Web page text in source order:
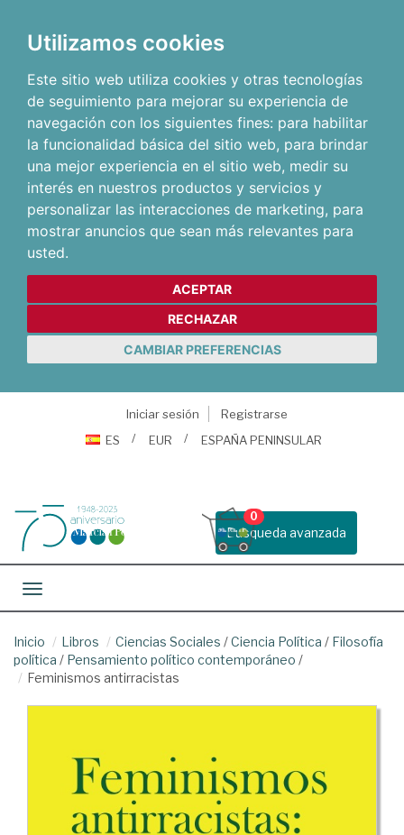
Utilizamos cookies
Este sitio web utiliza cookies y otras tecnologías
de seguimiento para mejorar su experiencia de
navegación con los siguientes fines: para habilitar
la funcionalidad básica del sitio web, para brindar
una mejor experiencia en el sitio web, medir su
interés en nuestros productos y servicios y
personalizar las interacciones de marketing, para
mostrar anuncios que sean más relevantes para
usted.
ACEPTAR
RECHAZAR
CAMBIAR PREFERENCIAS
Iniciar sesión
Registrarse
ES
EUR ESPAÑA PENINSULAR
Busqueda avanzada
0
Toggle navigation
Inicio Libros Ciencias Sociales /Ciencia Política / Filosofía
política / Pensamiento político contemporáneo /
Feminismos antirracistas